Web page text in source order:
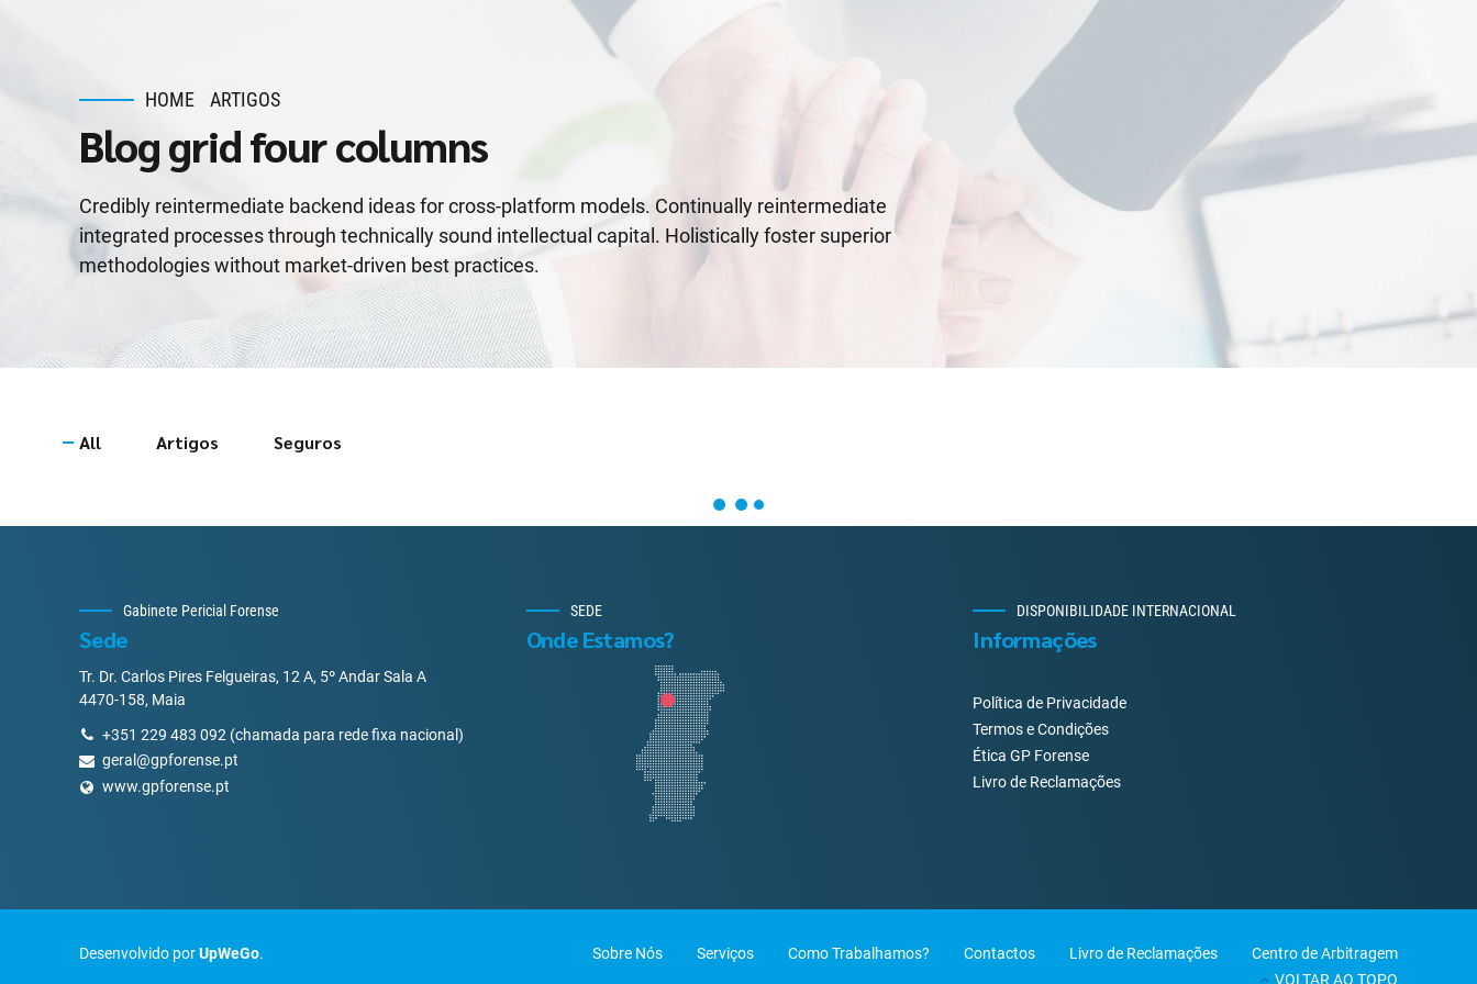
HOME ARTIGOS
Blog grid four columns
Credibly reintermediate backend ideas for cross-platform models. Continually reintermediate
integrated processes through technically sound intellectual capital. Holistically foster superior
methodologies without market-driven best practices.
All Artigos Seguros
Gabinete Pericial Forense
Sede
Tr. Dr. Carlos Pires Felgueiras, 12 A, 5º Andar Sala A
4470-158, Maia
+351 229 483 092 (chamada para rede fixa nacional)
geral@gpforense.pt
www.gpforense.pt
SEDE
Onde Estamos?
DISPONIBILIDADE INTERNACIONAL
Informações
Política de Privacidade
Termos e Condições
Ética GP Forense
Livro de Reclamações
Desenvolvido porUpWeGo. Sobre Nós Serviços Como Trabalhamos? Contactos Livro de Reclamações
Centro de Arbitragem
VOLTAR AO TOPO